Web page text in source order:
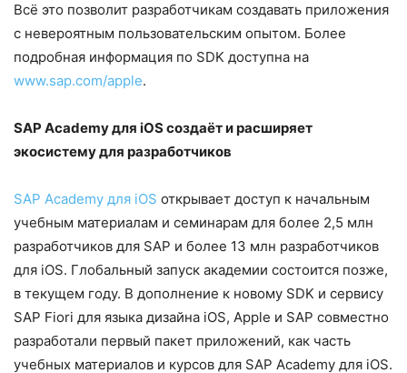
Всё это позволит разработчикам создавать приложения
с невероятным пользовательским опытом. Более
подробная информация по SDK доступна на
www.sap.com/apple.
SAP Academyдля iOSсоздаёт и расширяет
экосистему для разработчиков
SAP Academy для iOS открывает доступ к начальным
учебным материалам и семинарам для более 2,5 млн
разработчиков для SAP и более 13 млн разработчиков
для iOS. Глобальный запуск академии состоится позже,
в текущем году. В дополнение к новому SDK и сервису
SAP Fiori для языка дизайна iOS, Apple и SAP совместно
разработали первый пакет приложений, как часть
учебных материалов и курсов для SAP Academy для iOS.